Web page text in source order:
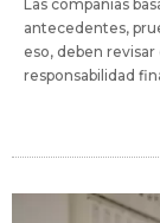
Las compañías
antecedentes,
eso, deben
responsabilidad